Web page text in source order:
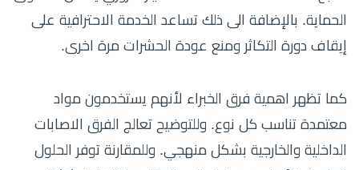
الحماية. بالإضافة الى ذلك تساعد الخدمة الاحترافية على
إيقاف دورة التكاثر ومنع عودة الحشرات مرة اخرى.
كما تظهر اهمية فرق الخبراء لأنهم يستخدمون مواد
معتمدة تناسب كل نوع. وللتوضيح تعالج الفرق الاصابات
الداخلية والخارجية بشكل منهجي. وللمقارنة توفر الحلول